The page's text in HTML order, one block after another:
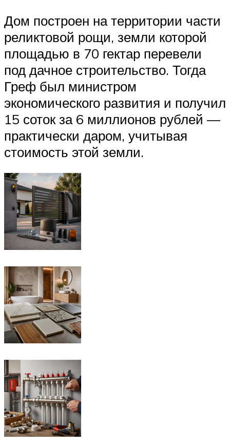
Дом построен на территории части
реликтовой рощи, земли которой
площадью в 70 гектар перевели
под дачное строительство. Тогда
Греф был министром
экономического развития и получил
15 соток за 6 миллионов рублей —
практически даром, учитывая
стоимость этой земли.